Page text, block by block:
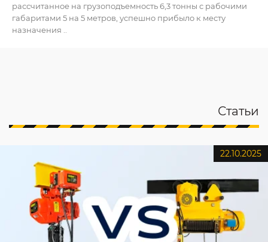
рассчитанное на грузоподъемность 6,3 тонны с рабочими
габаритами 5 на 5 метров, успешно прибыло к месту
назначения ..
Статьи
22.10.2025